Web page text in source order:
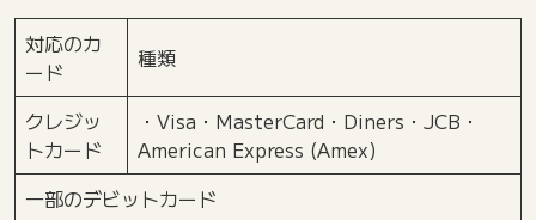
対応のカ
ード
種類
クレジッ
トカード
・Visa・MasterCard・Diners・JCB・
American Express (Amex)
一部のデビットカード